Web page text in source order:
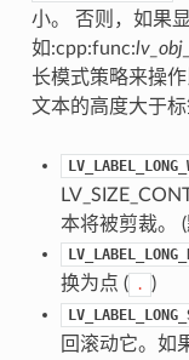
小。 否则，如果
如:cpp:func:
长模式策略来操
文本的高度大于
本将被剪裁。
换为点 ( . )
回滚动它。如